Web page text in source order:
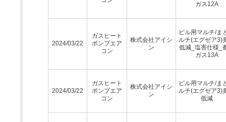
ガス12A
2024/03/22
ガスヒート
ポンプエア
コン
株式会社アイシ
ン
ビル用マルチ/ま
ルチ(エグゼア3)
低減_塩害仕様_
ガス13A
2024/03/22
ガスヒート
ポンプエア
コン
株式会社アイシ
ン
ビル用マルチ/ま
ルチ(エグゼア3)
低減